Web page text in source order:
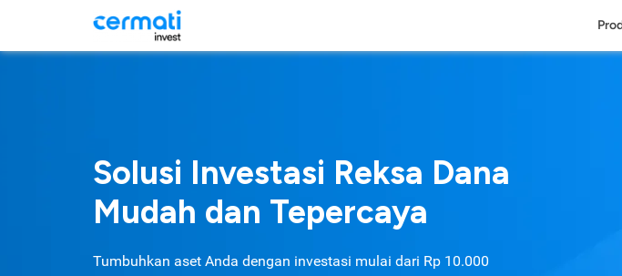
Solusi Investasi Reksa Dana
Mudah dan Tepercaya
Tumbuhkan aset Anda dengan investasi mulai dari Rp 10.000